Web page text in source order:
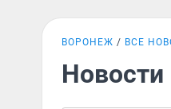
ВОРОНЕЖ ВСЕ
Новости